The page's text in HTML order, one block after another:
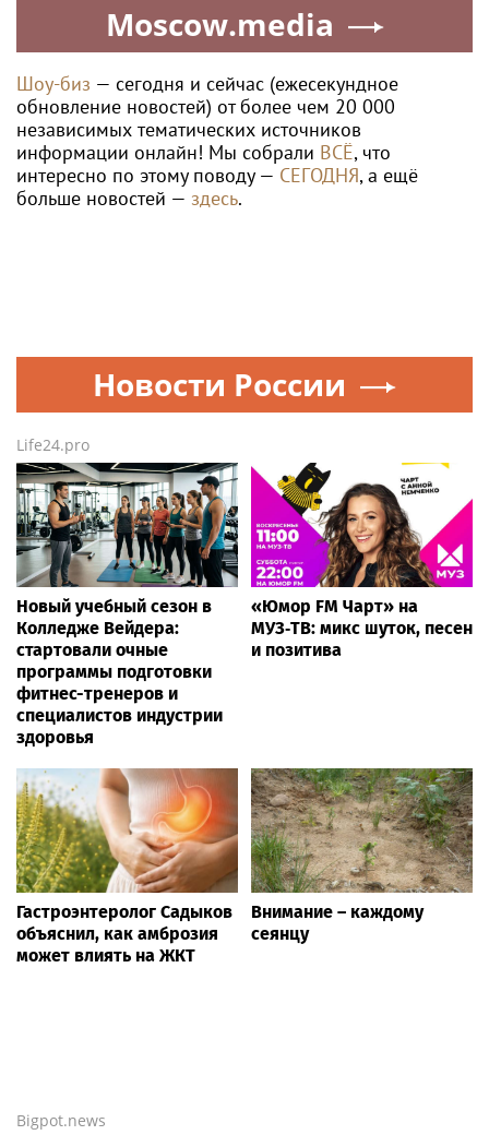
Moscow.media
Шоу-биз — сегодня и сейчас (ежесекундное
обновление новостей) от более чем 20 000
независимых тематических источников
информации онлайн! Мы собрали ВСЁ, что
интересно по этому поводу — СЕГОДНЯ, а ещё
больше новостей — здесь.
Новости России
Life24.pro
Новый учебный сезон в
Колледже Вейдера:
стартовали очные
программы подготовки
фитнес-тренеров и
специалистов индустрии
здоровья
«Юмор FM Чарт» на
МУЗ‑ТВ: микс шуток, песен
и позитива
Гастроэнтеролог Садыков
объяснил, как амброзия
может влиять на ЖКТ
Внимание – каждому
сеянцу
Bigpot.news